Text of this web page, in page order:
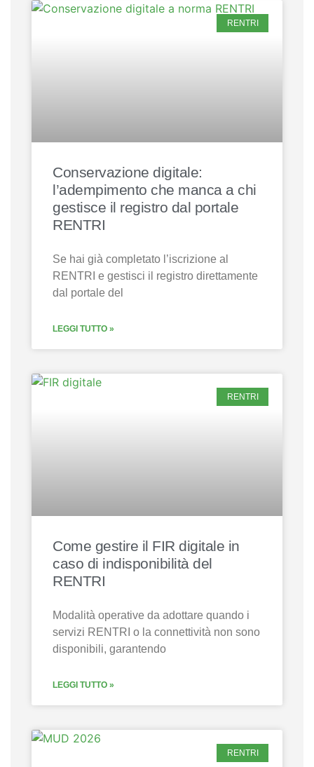
RENTRI
Conservazione digitale:
l’adempimento che manca a chi
gestisce il registro dal portale
RENTRI
Se hai già completato l’iscrizione al
RENTRI e gestisci il registro direttamente
dal portale del
LEGGI TUTTO »
RENTRI
Come gestire il FIR digitale in
caso di indisponibilità del
RENTRI
Modalità operative da adottare quando i
servizi RENTRI o la connettività non sono
disponibili, garantendo
LEGGI TUTTO »
RENTRI